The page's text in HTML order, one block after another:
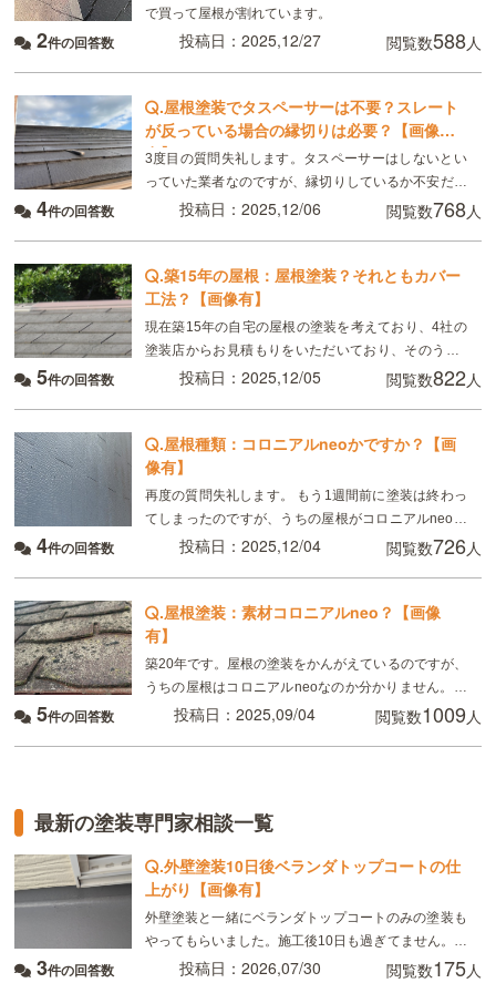
で買って屋根が割れています。
2件の回答数 投稿日：2025,12/27 閲覧数588人
.屋根塗装でタスペーサーは不要？スレート
が反っている場合の縁切りは必要？【画像
有】
3度目の質問失礼します。タスペーサーはしないとい
っていた業者なのですが、縁切りしているか不安だと
いったところ、職人さんが確認にきてくれて写真をと
4件の回答数 投稿日：2025,12/06 閲覧数768人
.築15年の屋根：屋根塗装？それともカバー
工法？【画像有】
現在築15年の自宅の屋根の塗装を考えており、4社の
塗装店からお見積もりをいただいており、そのうち2
社は塗装での提案、もう2社は塗装が不可ということ
5件の回答数 投稿日：2025,12/05 閲覧数822人
.屋根種類：コロニアルneoかですか？【画
像有】
再度の質問失礼します。 もう1週間前に塗装は終わっ
てしまったのですが、うちの屋根がコロニアルneoか
どうか判断して貰いたいです。5年前に中古の家を買
4件の回答数 投稿日：2025,12/04 閲覧数726人
.屋根塗装：素材コロニアルneo？【画像
有】
築20年です。屋根の塗装をかんがえているのですが、
うちの屋根はコロニアルneoなのか分かりません。写
真で判断つきますでしょうか。
5件の回答数 投稿日：2025,09/04 閲覧数1009人
最新の塗装専門家相談一覧
.外壁塗装10日後ベランダトップコートの仕
上がり【画像有】
外壁塗装と一緒にベランダトップコートのみの塗装も
やってもらいました。施工後10日も過ぎてません。こ
れは普通ですか？
3件の回答数 投稿日：2026,07/30 閲覧数175人